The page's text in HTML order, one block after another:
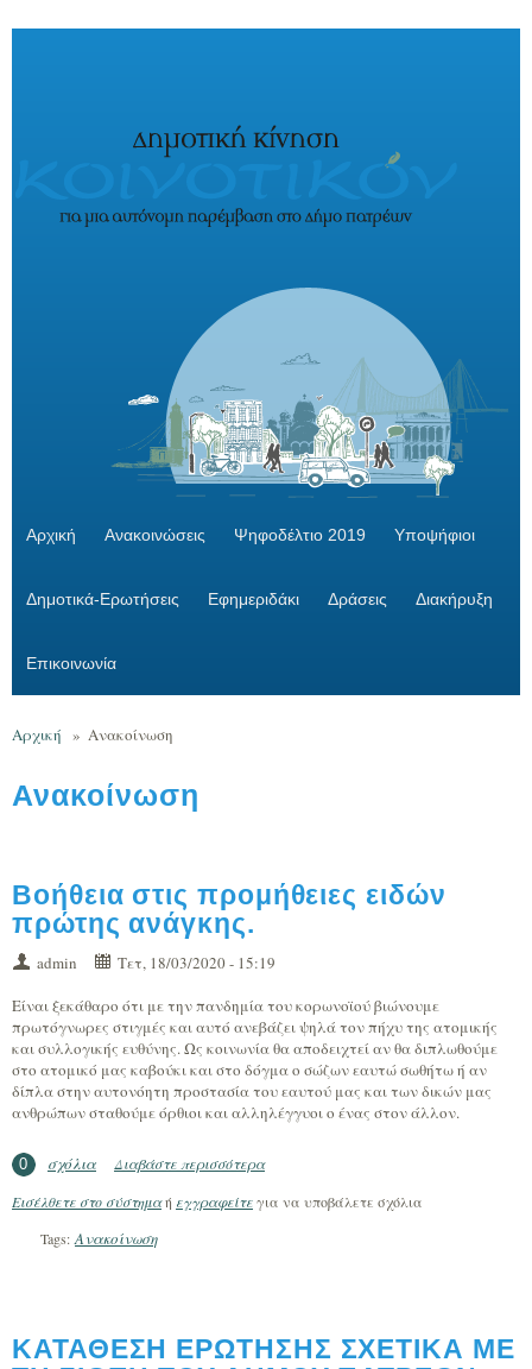
Αρχική Ανακοινώσεις Ψηφοδέλτιο 2019 Υποψήφιοι
Δημοτικά-Ερωτήσεις Εφημεριδάκι Δράσεις Διακήρυξη
Επικοινωνία
Αρχική » Ανακοίνωση
Ανακοίνωση
Βοήθεια στις προμήθειες ειδών
πρώτης ανάγκης.
admin
Τετ, 18/03/2020 - 15:19
Είναι ξεκάθαρο ότι με την πανδημία του κορωνοϊού βιώνουμε
πρωτόγνωρες στιγμές και αυτό ανεβάζει ψηλά τον πήχυ της ατομικής
και συλλογικής ευθύνης. Ως κοινωνία θα αποδειχτεί αν θα διπλωθούμε
στο ατομικό μας καβούκι και στο δόγμα ο σώζων εαυτώ σωθήτω ή αν
δίπλα στην αυτονόητη προστασία του εαυτού μας και των δικών μας
ανθρώπων σταθούμε όρθιοι και αλληλέγγυοι ο ένας στον άλλον.
0 σχόλια Διαβάστε περισσότεραγια Βοήθεια στις προμήθειες ειδών
Εισέλθετε στο σύστημαή εγγραφείτεγια να υποβάλετε σχόλια
Tags: Ανακοίνωση
ΚΑΤΑΘΕΣΗ ΕΡΩΤΗΣΗΣ ΣΧΕΤΙΚΑ ΜΕ